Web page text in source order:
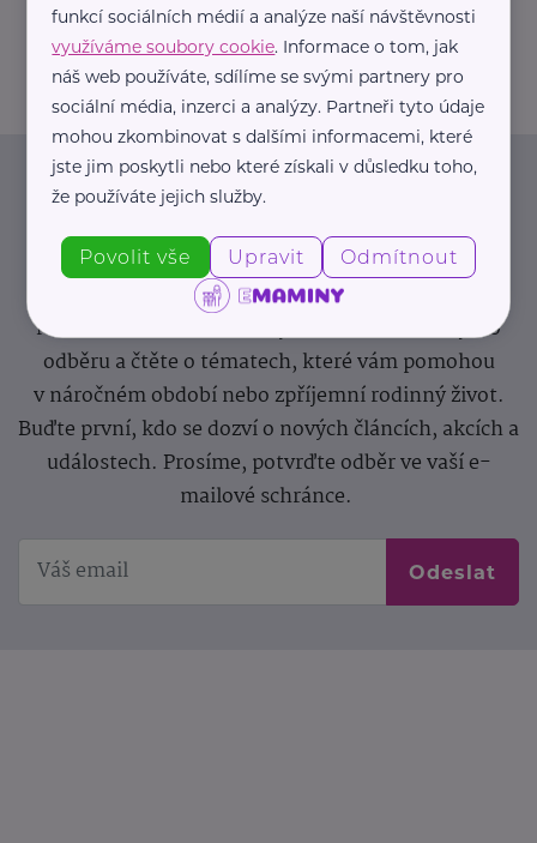
info@zdravotnicke-potreby.cz
Newsletter
Pravidelný přísun novinek, inspirace na každý den,
podpora pro rodiče i sdílení zkušeností. Takový je
Newsletter webu eMaminy.cz. Přihlaste se k jeho
odběru a čtěte o tématech, které vám pomohou
v náročném období nebo zpříjemní rodinný život.
Buďte první, kdo se dozví o nových článcích, akcích a
událostech. Prosíme, potvrďte odběr ve vaší e-
mailové schránce.
Odeslat
funkcí sociálních médií a analýze naší návštěvnosti
využíváme soubory cookie. Informace o tom, jak
náš web používáte, sdílíme se svými partnery pro
sociální média, inzerci a analýzy. Partneři tyto údaje
mohou zkombinovat s dalšími informacemi, které
jste jim poskytli nebo které získali v důsledku toho,
že používáte jejich služby.
Povolit vše Upravit Odmítnout